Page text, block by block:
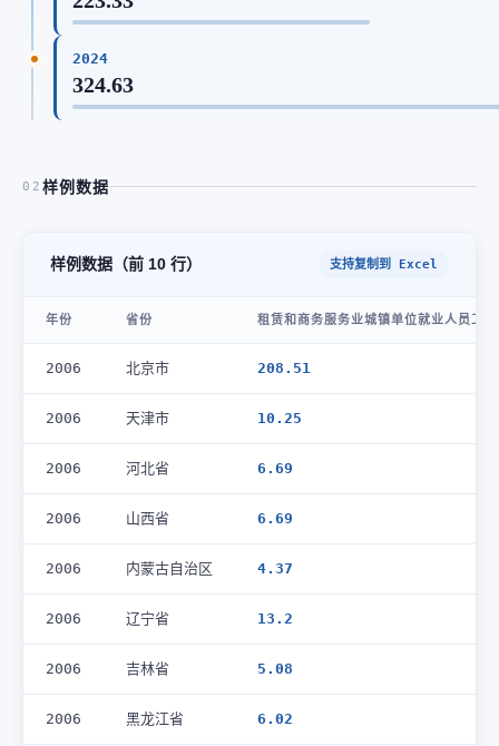
2024
324.63
02 样例数据
样例数据（前 10 行） 支持复制到 Excel
年份 省份 租赁和商务服务业城镇单位就业人员工
2006 北京市 208.51
2006 天津市 10.25
2006 河北省 6.69
2006 山西省 6.69
2006 内蒙古自治区 4.37
2006 辽宁省 13.2
2006 吉林省 5.08
2006 黑龙江省 6.02